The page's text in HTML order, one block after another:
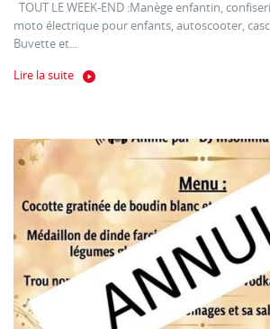
TOUT LE WEEK-END :Manège enfantin,
moto électrique pour enfants, autoscooter,
Buvette et...
Lire la suite